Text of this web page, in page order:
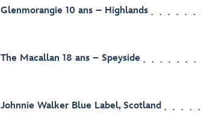
Glenmorangie 10 ans – Highlands
The Macallan 18 ans – Speyside
Johnnie Walker Blue Label, Scotland